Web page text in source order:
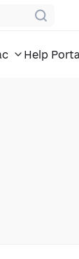
Help Portal